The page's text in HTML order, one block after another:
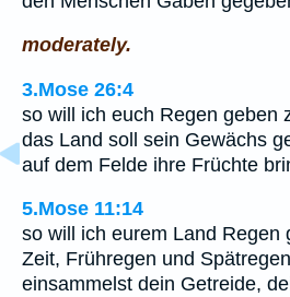
moderately.
3.Mose 26:4
so will ich euch Regen geben
das Land soll sein Gewächs
auf dem Felde ihre Früchte
5.Mose 11:14
so will ich eurem Land Regen
Zeit, Frühregen und
einsammelst dein Getreide,